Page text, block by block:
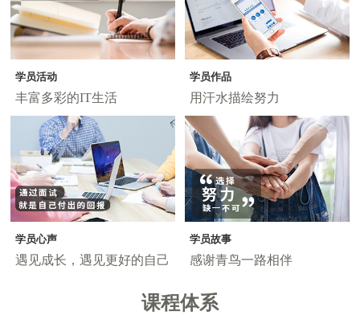
学员活动
丰富多彩的IT生活
学员作品
用汗水描绘努力
学员心声
遇见成长，遇见更好的自己
学员故事
感谢青鸟一路相伴
课程体系